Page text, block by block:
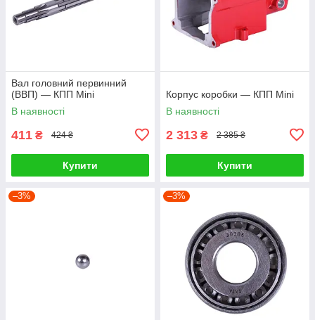
Вал головний первинний
(ВВП) — КПП Mini
В наявності
411 ₴ 424 ₴
Купити
Корпус коробки — КПП Mini
В наявності
2 313 ₴ 2 385 ₴
Купити
–3% –3%